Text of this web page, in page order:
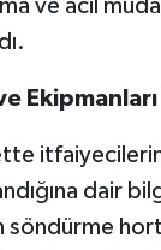
ve acil
itfaiyecilerin
dair
söndürme